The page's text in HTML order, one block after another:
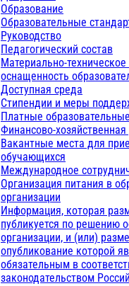
Образование
Образовательные
Руководство
Педагогический состав
Материально-
оснащенность
Доступная среда
Стипендии и меры
Платные
Финансово-хозяйственная
Вакантные места для
обучающихся
Международное
Организация питания в
организации
Информация, которая
публикуется по решению
организации, и (или)
опубликование которой
обязательным в
законодательством